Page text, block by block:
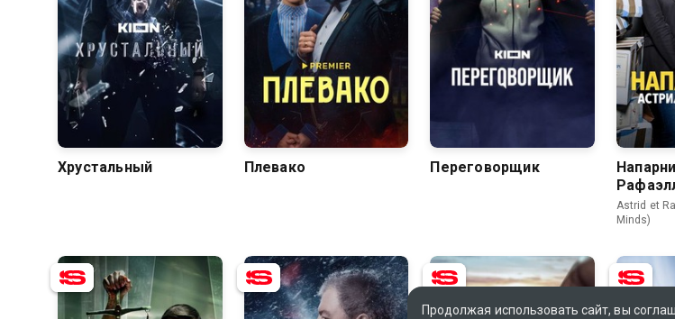
8.3 7.7
Хрустальный
8.3 6.3
Плевако
7.8 6.5
Переговорщик
8.5
Astrid et
Minds)
Продолжая использовать сайт, вы